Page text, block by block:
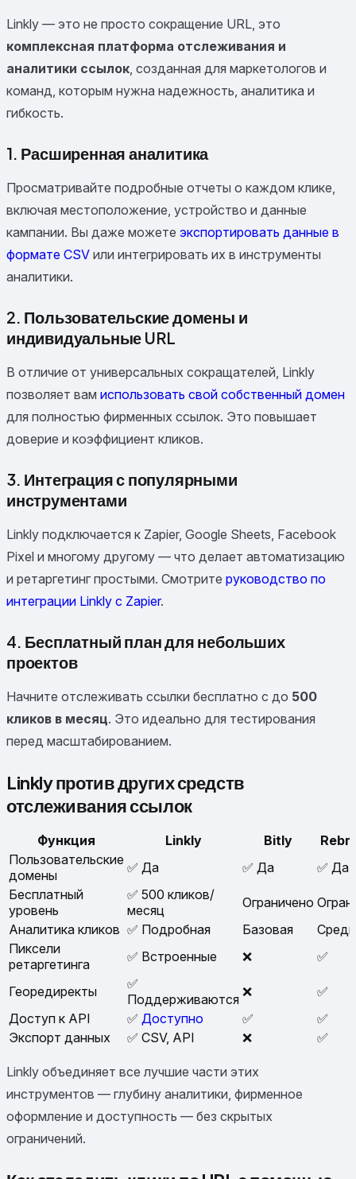
Linkly — это не просто сокращение URL, это
комплексная платформа отслеживания и
аналитики ссылок, созданная для маркетологов и
команд, которым нужна надежность, аналитика и
гибкость.
1. Расширенная аналитика
Просматривайте подробные отчеты о каждом клике,
включая местоположение, устройство и данные
кампании. Вы даже можете экспортировать данные в
формате CSV или интегрировать их в инструменты
аналитики.
2. Пользовательские домены и
индивидуальные URL
В отличие от универсальных сокращателей, Linkly
позволяет вам использовать свой собственный домен
для полностью фирменных ссылок. Это повышает
доверие и коэффициент кликов.
3. Интеграция с популярными
инструментами
Linkly подключается к Zapier, Google Sheets, Facebook
Pixel и многому другому — что делает автоматизацию
и ретаргетинг простыми. Смотрите руководство по
интеграции Linkly с Zapier.
4. Бесплатный план для небольших
проектов
Начните отслеживать ссылки бесплатно с до 500
кликов в месяц. Это идеально для тестирования
перед масштабированием.
Linkly против других средств
отслеживания ссылок
Функция Linkly Bitly
Пользовательские
домены
✅ Да ✅ Да
✅ Да
Бесплатный
уровень
✅ 500 кликов/
месяц
Ограничено
Аналитика кликов ✅ Подробная Базовая
Пиксели
ретаргетинга
✅ Встроенные ❌ ✅
Геореди­ректы
✅
Поддерживаются ❌
✅
Доступ к API
✅ Доступно ✅
✅
Экспорт данных
✅ CSV, API ❌ ✅
Linkly объединяет все лучшие части этих
инструментов — глубину аналитики, фирменное
оформление и доступность — без скрытых
ограничений.